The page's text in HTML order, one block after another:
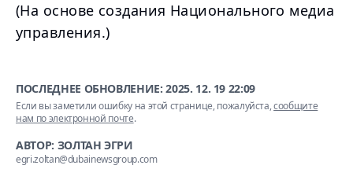
(На основе создания Национального медиа
управления.)
ПОСЛЕДНЕЕ ОБНОВЛЕНИЕ:2025. 12. 19 22:09
Если вы заметили ошибку на этой странице, пожалуйста,сообщите
нам по электронной почте.
АВТОР: ЗОЛТАН ЭГРИ
egri.zoltan@dubainewsgroup.com